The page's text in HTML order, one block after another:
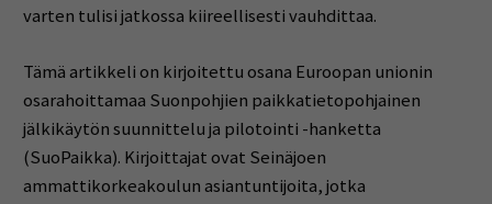
varten tulisi jatkossa kiireellisesti vauhdittaa.
Tämä artikkeli on kirjoitettu osana Euroopan unionin
osarahoittamaa Suonpohjien paikkatietopohjainen
jälkikäytön suunnittelu ja pilotointi -hanketta
(SuoPaikka). Kirjoittajat ovat Seinäjoen
ammattikorkeakoulun asiantuntijoita, jotka